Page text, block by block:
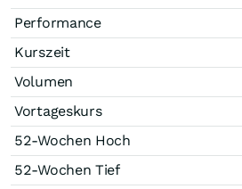
Performance
Kurszeit
Volumen
Vortageskurs
52-Wochen Hoch
52-Wochen Tief